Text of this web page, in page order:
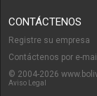
CONTÁCTENOS
Registre su empresa
Contáctenos por e-mail
© 2004-2026
Aviso Legal